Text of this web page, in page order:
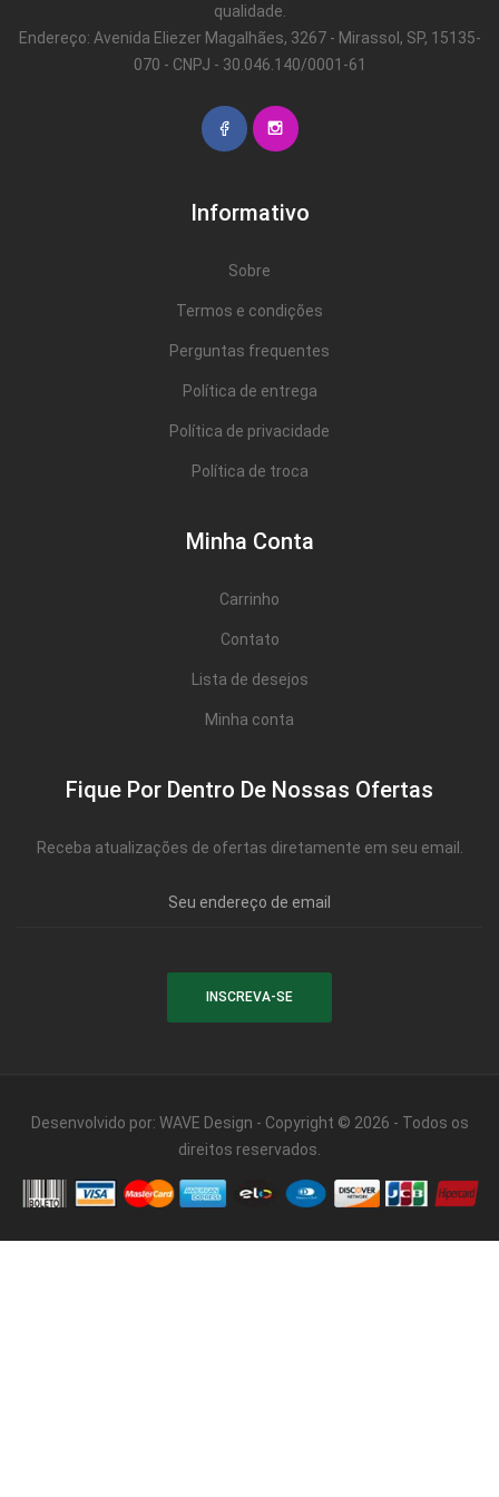
qualidade.
Endereço: Avenida Eliezer Magalhães, 3267 - Mirassol, SP, 15135-
070 - CNPJ - 30.046.140/0001-61
Informativo
Sobre
Termos e condições
Perguntas frequentes
Política de entrega
Política de privacidade
Política de troca
Minha Conta
Carrinho
Contato
Lista de desejos
Minha conta
Fique Por Dentro De Nossas Ofertas
Receba atualizações de ofertas diretamente em seu email.
Desenvolvido por: WAVE Design - Copyright © 2026 - Todos os
direitos reservados.